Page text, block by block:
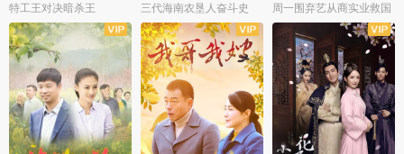
特工王对决暗杀王 三代海南农垦人奋斗史
周一围弃艺从商实业救国
全34集
全50集 全51集